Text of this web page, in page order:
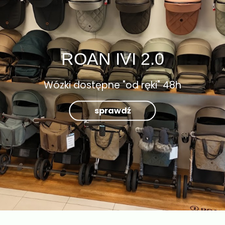
ROAN IVI 2.0
Wózki dostępne "od ręki" 48h
sprawdź